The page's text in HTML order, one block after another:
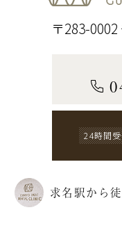
〒283-
24時間
求名駅から